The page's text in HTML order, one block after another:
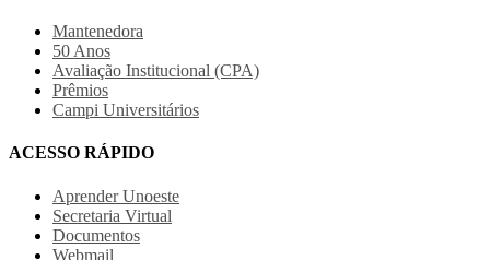
Mantenedora
50 Anos
Avaliação Institucional (CPA)
Prêmios
Campi Universitários
ACESSO RÁPIDO
Aprender Unoeste
Secretaria Virtual
Documentos
Webmail